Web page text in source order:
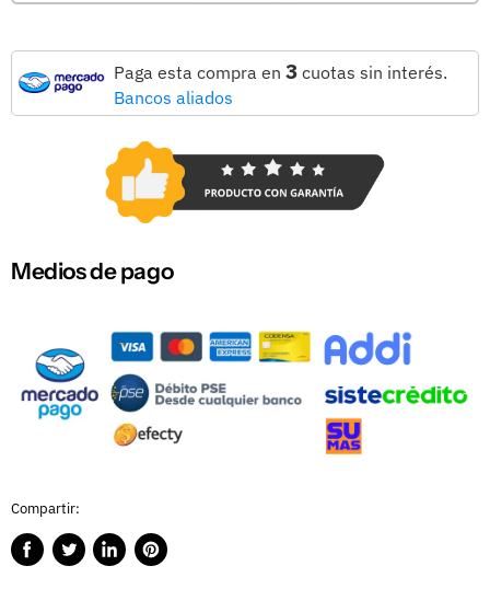
Paga esta compra en 3 cuotas sin interés.
Bancos aliados
Medios de pago
Compartir:
CompartirPublicarCompartirGuardar